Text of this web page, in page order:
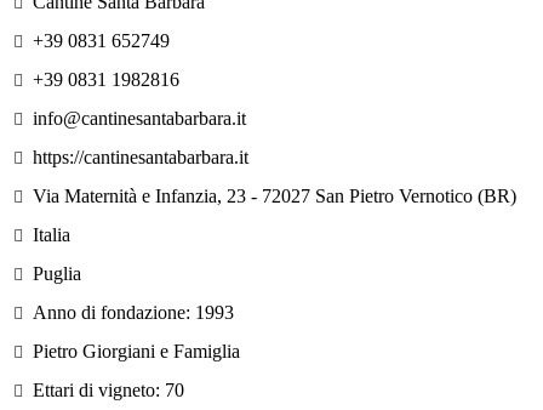
+39 0831 652749
+39 0831 1982816
info@cantinesantabarbara.it
https://cantinesantabarbara.it
Via Maternità e Infanzia, 23 - 72027 San Pietro Vernotico (BR)
Italia
Puglia
Anno di fondazione: 1993
Pietro Giorgiani e Famiglia
Ettari di vigneto: 70